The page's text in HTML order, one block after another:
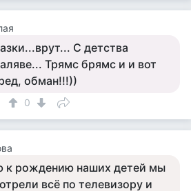
С детства
Трямс брямс и и вот
обман!!!))
0
к рождению наших детей мы
всё по телевизору и